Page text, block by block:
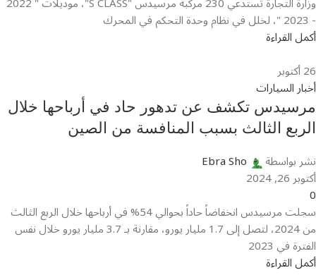
- 2023 "، لخلل في نظام وحدة التحكم في المحرك
أكمل القراءة
26أكتوبر
أخبار السيارات
مرسيدس تكشف عن تدهور حاد في أرباحها خلال
الربع الثالث بسبب المنافسة من الصين
نشر بواسطة Ebra Sho
أكتوبر 26, 2024
0
سجلت مرسيدس انخفاضاً حاداً بحوالي 54% في أرباحها خلال الربع الثالث
من 2024، لتصل إلى 1.7 مليار يورو، مقارنة بـ 3.7 مليار يورو خلال نفس
الفترة في 2023
أكمل القراءة